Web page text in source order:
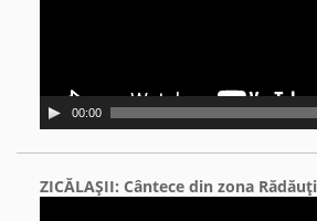
00:00
ZICĂLAŞII: Cântece din zona